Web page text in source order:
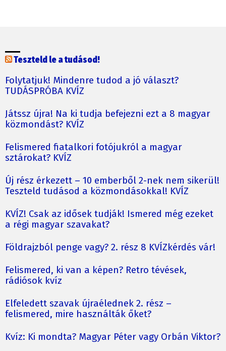
Teszteld le a tudásod!
Folytatjuk! Mindenre tudod a jó választ?
TUDÁSPRÓBA KVÍZ
Játssz újra! Na ki tudja befejezni ezt a 8 magyar
közmondást? KVÍZ
Felismered fiatalkori fotójukról a magyar
sztárokat? KVÍZ
Új rész érkezett – 10 emberből 2-nek nem sikerül!
Teszteld tudásod a közmondásokkal! KVÍZ
KVÍZ! Csak az idősek tudják! Ismered még ezeket
a régi magyar szavakat?
Földrajzból penge vagy? 2. rész 8 KVÍZkérdés vár!
Felismered, ki van a képen? Retro tévések,
rádiósok kvíz
Elfeledett szavak újraélednek 2. rész –
felismered, mire használták őket?
Kvíz: Ki mondta? Magyar Péter vagy Orbán Viktor?